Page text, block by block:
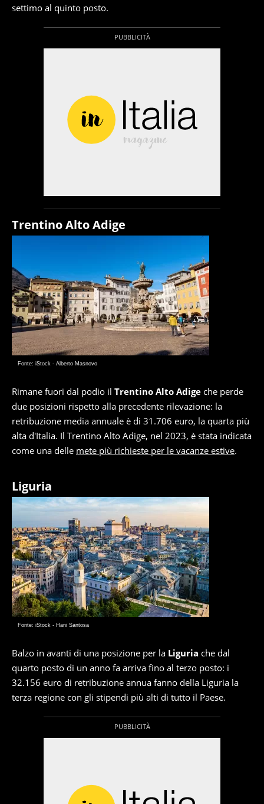
settimo al quinto posto.
Trentino Alto Adige
Fonte: iStock - Alberto Masnovo
Rimane fuori dal podio il Trentino Alto Adige che perde
due posizioni rispetto alla precedente rilevazione: la
retribuzione media annuale è di 31.706 euro, la quarta più
alta d'Italia. Il Trentino Alto Adige, nel 2023, è stata indicata
come una delle mete più richieste per le vacanze estive.
Liguria
Fonte: iStock - Hani Santosa
Balzo in avanti di una posizione per la Liguria che dal
quarto posto di un anno fa arriva fino al terzo posto: i
32.156 euro di retribuzione annua fanno della Liguria la
terza regione con gli stipendi più alti di tutto il Paese.